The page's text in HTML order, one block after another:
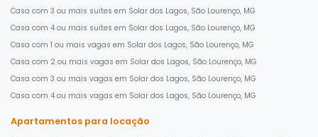
Casa com 3 ou mais suites em Solar dos Lagos, São Lourenço, MG
Casa com 4 ou mais suites em Solar dos Lagos, São Lourenço, MG
Casa com 1 ou mais vagas em Solar dos Lagos, São Lourenço, MG
Casa com 2 ou mais vagas em Solar dos Lagos, São Lourenço, MG
Casa com 3 ou mais vagas em Solar dos Lagos, São Lourenço, MG
Casa com 4 ou mais vagas em Solar dos Lagos, São Lourenço, MG
Apartamentos para locação